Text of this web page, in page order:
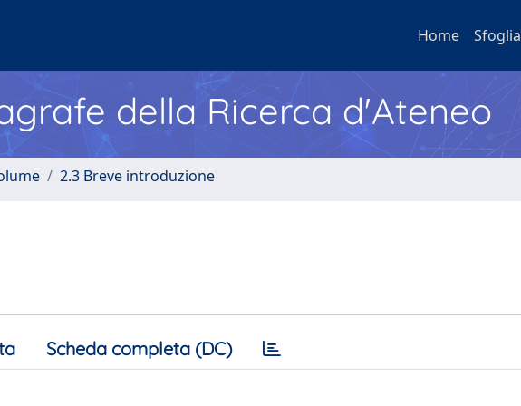
Home Sfoglia
della Ricerca d'Ateneo
2.3 Breve introduzione
Scheda completa (DC)